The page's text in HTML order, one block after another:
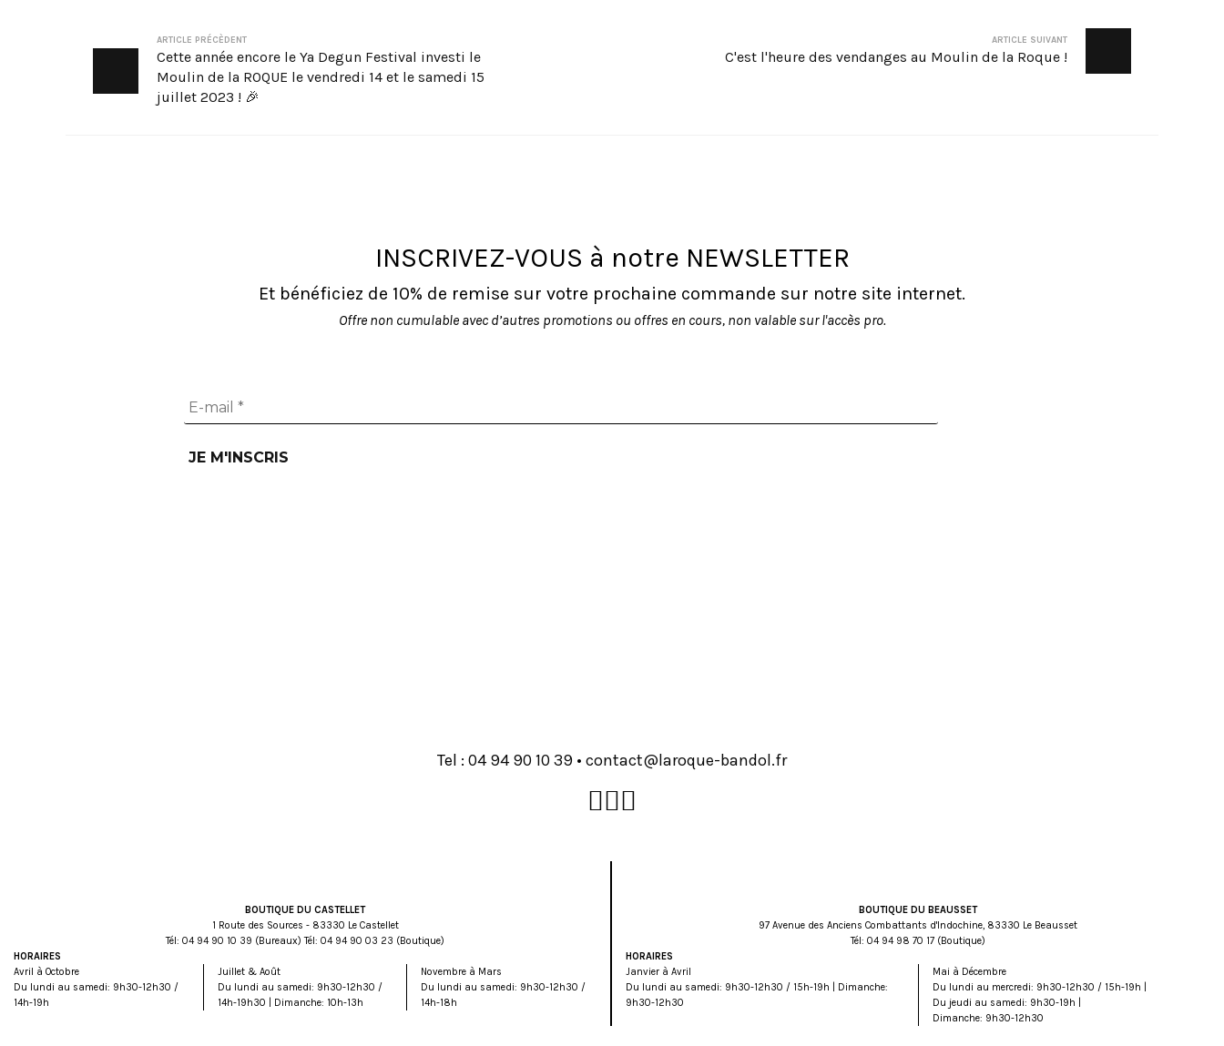
ARTICLE PRÉCÈDENT
Cette année encore le Ya Degun Festival investi le
Moulin de la ROQUE le vendredi 14 et le samedi 15
juillet 2023 ! 🎉
ARTICLE SUIVANT
C'est l'heure des vendanges au Moulin de la Roque !
INSCRIVEZ-VOUS à notre NEWSLETTER
Et bénéficiez de 10% de remise sur votre prochaine commande sur notre site internet.
Offre non cumulable avec d’autres promotions ou offres en cours, non valable sur l'accès pro.
Tel : rf.lodnab-euqoral@tcatnoc
•
93 01 09 49 40
BOUTIQUE DU CASTELLET
1 Route des Sources - 83330 Le Castellet
Tél: 93 01 09 49 40 (Bureaux) Tél: 32 30 09 49 40 (Boutique)
HORAIRES
Avril à Octobre
Du lundi au samedi: 9h30-12h30 /
14h-19h
Juillet & Août
Du lundi au samedi: 9h30-12h30 /
14h-19h30 | Dimanche: 10h-13h
Novembre à Mars
Du lundi au samedi: 9h30-12h30 /
14h-18h
BOUTIQUE DU BEAUSSET
97 Avenue des Anciens Combattants d'Indochine, 83330 Le Beausset
Tél: 71 07 89 49 40 (Boutique)
HORAIRES
Janvier à Avril
Du lundi au samedi: 9h30-12h30 / 15h-19h | Dimanche:
9h30-12h30
Mai à Décembre
Du lundi au mercredi: 9h30-12h30 / 15h-19h |
Du jeudi au samedi: 9h30-19h |
Dimanche: 9h30-12h30